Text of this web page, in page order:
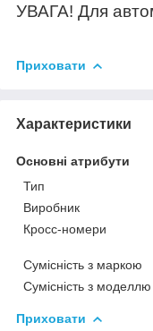
УВАГА! Для
Приховати
Характеристики
Основні атрибути
Тип
Виробник
Кросс-номери
Сумісність з маркою
Сумісність з моделлю
Приховати